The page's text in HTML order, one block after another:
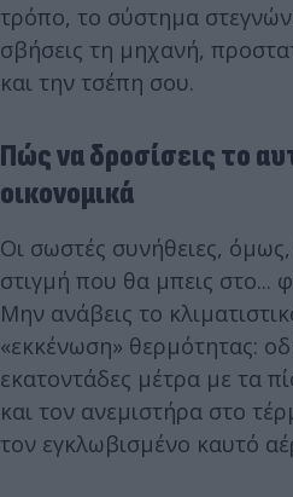
τρόπο, το σύστημα
σβήσεις τη μηχανή,
και την τσέπη σου.
Πώς να δροσίσεις το
οικονομικά
Οι σωστές συνήθειες,
στιγμή που θα μπεις στο...
Μην ανάβεις το
«εκκένωση» θερμότητας:
εκατοντάδες μέτρα με τα
και τον ανεμιστήρα στο
τον εγκλωβισμένο καυτό